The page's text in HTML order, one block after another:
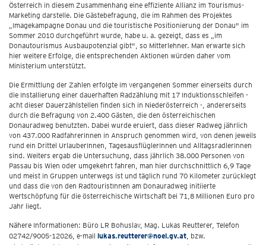
Österreich in diesem Zusammenhang eine effiziente Allianz im Tourismus-
Marketing darstelle. Die Gästebefragung, die im Rahmen des Projektes
„Imagekampagne Donau und die touristische Positionierung der Donau" im
Sommer 2010 durchgeführt wurde, habe u. a. gezeigt, dass es „im
Donautourismus Ausbaupotenzial gibt", so Mitterlehner. Man erwarte sich
hier weitere Erfolge, die entsprechenden Aktionen würden daher vom
Ministerium unterstützt.
Die Ermittlung der Zahlen erfolgte im vergangenen Sommer einerseits durch
die Installierung einer dauerhaften Radzählung mit 17 Induktionsschleifen -
acht dieser Dauerzählstellen finden sich in Niederösterreich -, andererseits
durch die Befragung von 2.400 Gästen, die den österreichischen
Donauradweg benutzten. Dabei wurde eruiert, dass dieser Radweg jährlich
von 437.000 RadfahrerInnen in Anspruch genommen wird, von denen jeweils
rund ein Drittel UrlauberInnen, TagesausflüglerInnen und AlltagsradlerInnen
sind. Weiters ergab die Untersuchung, dass jährlich 38.000 Personen von
Passau bis Wien oder umgekehrt fahren, man hier durchschnittlich 6,9 Tage
und meist in Gruppen unterwegs ist und täglich rund 70 Kilometer zurücklegt
und dass die von den RadtouristInnen am Donauradweg initiierte
Wertschöpfung für die österreichische Wirtschaft bei 71,8 Millionen Euro pro
Jahr liegt.
Nähere Informationen: Büro LR Bohuslav, Mag. Lukas Reutterer, Telefon
02742/9005-12026, e-mail lukas.reutterer@noel.gv.at, bzw.